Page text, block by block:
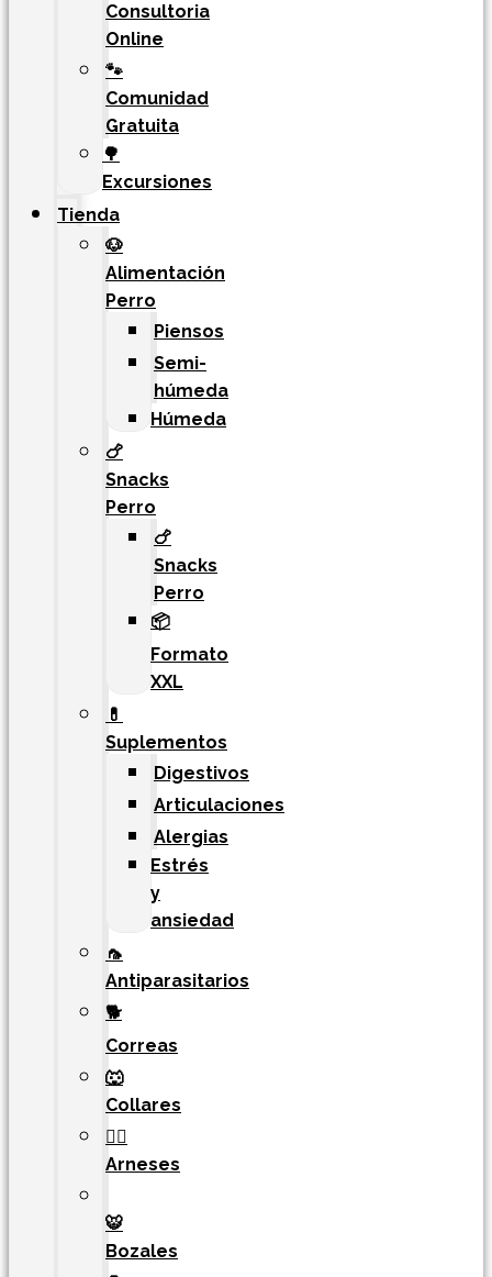
Consultoria
Online
🐾
Comunidad
Gratuita
🌳
Excursiones
Tienda
🐶
Alimentación
Perro
Piensos
Semi-
húmeda
Húmeda
🍗
Snacks
Perro
🍗
Snacks
Perro
📦
Formato
XXL
💊
Suplementos
Digestivos
Articulaciones
Alergias
Estrés
y
ansiedad
🦟
Antiparasitarios
🐕
Correas
🐺
Collares
🐕‍🦺
Arneses
🐯​
Bozales